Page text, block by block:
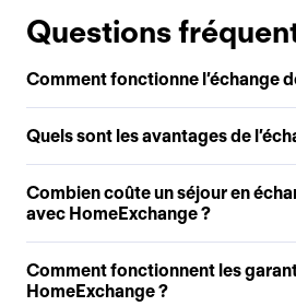
Questions
Comment fonctionne l’échange
Quels sont les avantages de
Combien coûte un séjour en
avec HomeExchange ?
Comment fonctionnent les
HomeExchange ?